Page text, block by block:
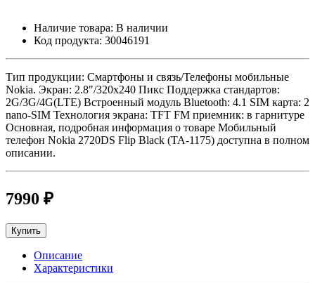
Наличие товара: В наличии
Код продукта: 30046191
Тип продукции: Смартфоны и связь/Телефоны мобильные
Nokia. Экран: 2.8"/320x240 Пикс Поддержка стандартов:
2G/3G/4G(LTE) Встроенный модуль Bluetooth: 4.1 SIM карта: 2
nano-SIM Технология экрана: TFT FM приемник: в гарнитуре
Основная, подробная информация о товаре Мобильный
телефон Nokia 2720DS Flip Black (TA-1175) доступна в полном
описании.
7990 ₽
Купить
Описание
Характеристики